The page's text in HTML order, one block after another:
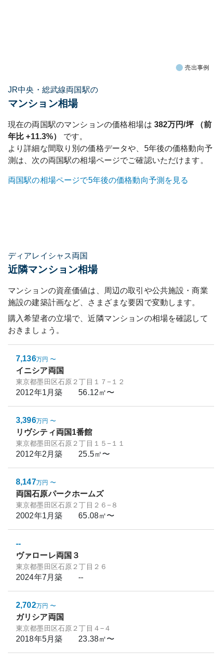
売出事例
JR中央・総武線両国駅の
マンション相場
現在の両国駅のマンションの価格相場は 382万円/坪 （前
年比+11.3%）
です。
より詳細な間取り別の価格データや、5年後の価格動向予
測は、次の両国駅の相場ページでご確認いただけます。
両国駅の相場ページで5年後の価格動向予測を見る
ディアレイシャス両国
近隣マンション相場
マンションの資産価値は、周辺の取引や公共施設・商業
施設の建築計画など、さまざまな要因で変動します。
購入希望者の立場で、近隣マンションの相場を確認して
おきましょう。
7,136万円 〜
イニシア両国
東京都墨田区石原２丁目１７−１２
2012年1月築 56.12㎡〜
3,396万円 〜
リヴシティ両国1番館
東京都墨田区石原２丁目１５−１１
2012年2月築 25.5㎡〜
8,147万円 〜
両国石原パークホームズ
東京都墨田区石原２丁目２６−８
2002年1月築 65.08㎡〜
--
ヴァローレ両国３
東京都墨田区石原２丁目２６
2024年7月築 --
2,702万円 〜
ガリシア両国
東京都墨田区石原２丁目４−４
2018年5月築 23.38㎡〜